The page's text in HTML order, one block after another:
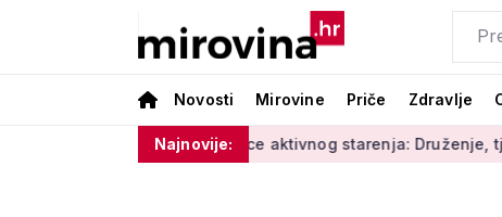
Novosti Mirovine Priče Zdravlje
Najnovije:
Radionice aktivnog starenja: Druženje,